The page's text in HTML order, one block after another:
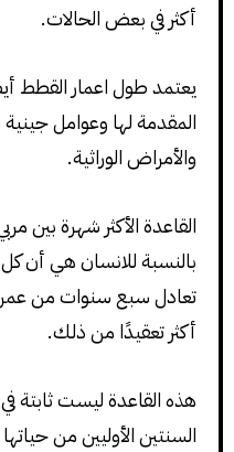
أكثر في بعض الحالات.
يعتمد طول اعمار القطط
المقدمة لها وعوامل جينية
والأمراض الوراثية.
القاعدة الأكثر شهرة بين
بالنسبة للانسان هي أن
تعادل سبع سنوات من عمر
أكثر تعقيدًا من ذلك.
هذه القاعدة ليست ثابتة
السنتين الأوليين من